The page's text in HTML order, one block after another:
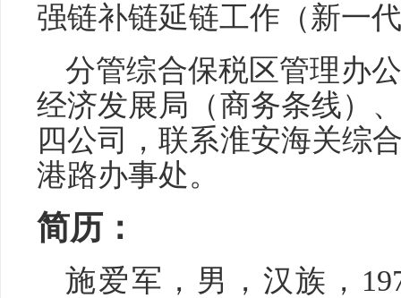
强链补链延链工作（新一
分管综合保税区管理办
经济发展局（商务条线）
四公司，联系淮安海关综
港路办事处。
简历：
施爱军，男，汉族，